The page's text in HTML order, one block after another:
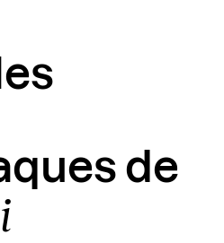
de